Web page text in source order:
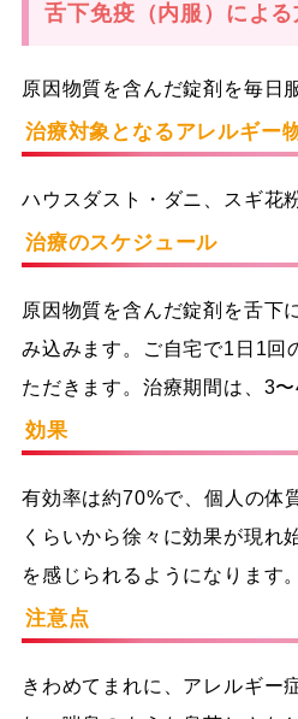
舌下免疫（内服）によ
原因物質を含んだ錠剤を毎日
治療対象となるアレルギー
ハウスダスト・ダニ、スギ花
治療のスケジュール
原因物質を含んだ錠剤を舌下
み込みます。ご自宅で1日1回
ただきます。治療期間は、3〜
効果
有効率は約70%で、個人の体
くらいから徐々に効果が現れ
を感じられるようになります。
注意点
きわめてまれに、アレルギー